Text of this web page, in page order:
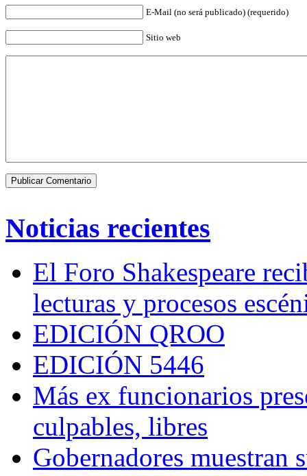
E-Mail (no será publicado) (requerido)
Sitio web
Noticias recientes
El Foro Shakespeare
lecturas y procesos
EDICIÓN QROO
EDICIÓN 5446
Más ex funcionarios
culpables, libres
Gobernadores muestran